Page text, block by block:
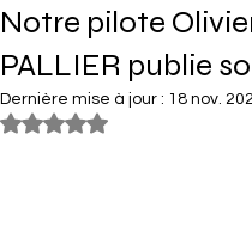
Notre pilote
PALLIER publie
Dernière mise à jour : 18 nov.
Noté NaN étoiles sur 5.